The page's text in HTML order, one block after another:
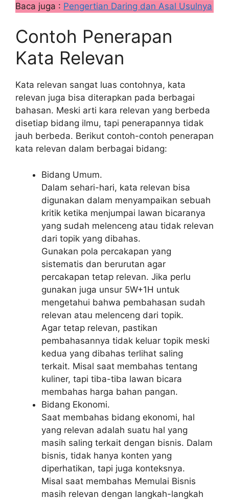
Baca juga : Pengertian Daring dan Asal Usulnya
Contoh Penerapan
Kata Relevan
Kata relevan sangat luas contohnya, kata
relevan juga bisa diterapkan pada berbagai
bahasan. Meski arti kara relevan yang berbeda
disetiap bidang ilmu, tapi penerapannya tidak
jauh berbeda. Berikut contoh-contoh penerapan
kata relevan dalam berbagai bidang:
Bidang Umum.
Dalam sehari-hari, kata relevan bisa
digunakan dalam menyampaikan sebuah
kritik ketika menjumpai lawan bicaranya
yang sudah melenceng atau tidak relevan
dari topik yang dibahas.
Gunakan pola percakapan yang
sistematis dan berurutan agar
percakapan tetap relevan. Jika perlu
gunakan juga unsur 5W+1H untuk
mengetahui bahwa pembahasan sudah
relevan atau melenceng dari topik.
Agar tetap relevan, pastikan
pembahasannya tidak keluar topik meski
kedua yang dibahas terlihat saling
terkait. Misal saat membahas tentang
kuliner, tapi tiba-tiba lawan bicara
membahas harga bahan pangan.
Bidang Ekonomi.
Saat membahas bidang ekonomi, hal
yang relevan adalah suatu hal yang
masih saling terkait dengan bisnis. Dalam
bisnis, tidak hanya konten yang
diperhatikan, tapi juga konteksnya.
Misal saat membahas Memulai Bisnis
masih relevan dengan langkah-langkah